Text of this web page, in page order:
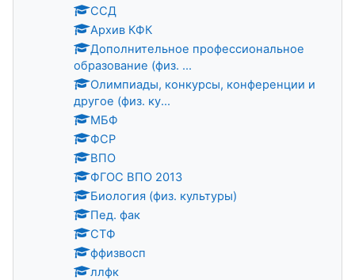
ССД
Архив КФК
Дополнительное профессиональное
образование (физ. ...
Олимпиады, конкурсы, конференции и
другое (физ. ку...
МБФ
ФСР
ВПО
ФГОС ВПО 2013
Биология (физ. культуры)
Пед. фак
СТФ
ффизвосп
ллфк